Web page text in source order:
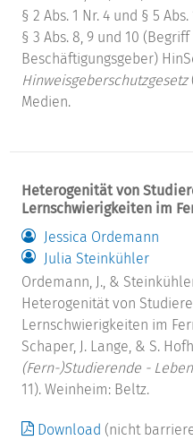
§ 2 Abs. 1 Nr. 4 und § 5
§ 3 Abs. 8, 9 und 10
Beschäftigungsgeber)
Hinweisgeberschutzgesetz
Medien.
Heterogenität von
Lernschwierigkeiten im
Jessica Ordemann
Julia Steinkühler
Ordemann, J., &
Heterogenität von
Lernschwierigkeiten im
Schaper, J. Lange, & S.
(Fern-)Studierende -
11). Weinheim: Beltz.
Download (nicht